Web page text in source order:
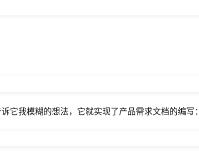
它我模糊的想法，它就实现了产品需求文档的编写：